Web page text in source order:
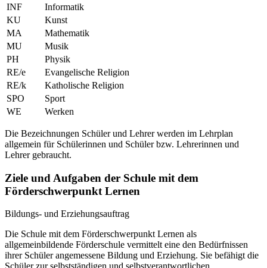
INF
Informatik
KU
Kunst
MA
Mathematik
MU
Musik
PH
Physik
RE/e
Evangelische Religion
RE/k
Katholische Religion
SPO
Sport
WE
Werken
Die Bezeichnungen Schüler und Lehrer werden im Lehrplan
allgemein für Schülerinnen und Schüler bzw. Lehrerinnen und
Lehrer gebraucht.
Ziele und Aufgaben der Schule mit dem
Förderschwerpunkt Lernen
Bildungs- und Erziehungsauftrag
Die Schule mit dem Förderschwerpunkt Lernen als
allgemeinbildende Förderschule vermittelt eine den Bedürfnissen
ihrer Schüler angemessene Bildung und Erziehung. Sie befähigt die